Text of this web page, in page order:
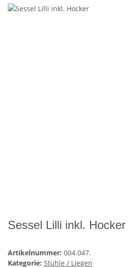
Sessel Lilli inkl. Hocker
Artikelnummer: 004.047.
Kategorie: Stühle / Liegen